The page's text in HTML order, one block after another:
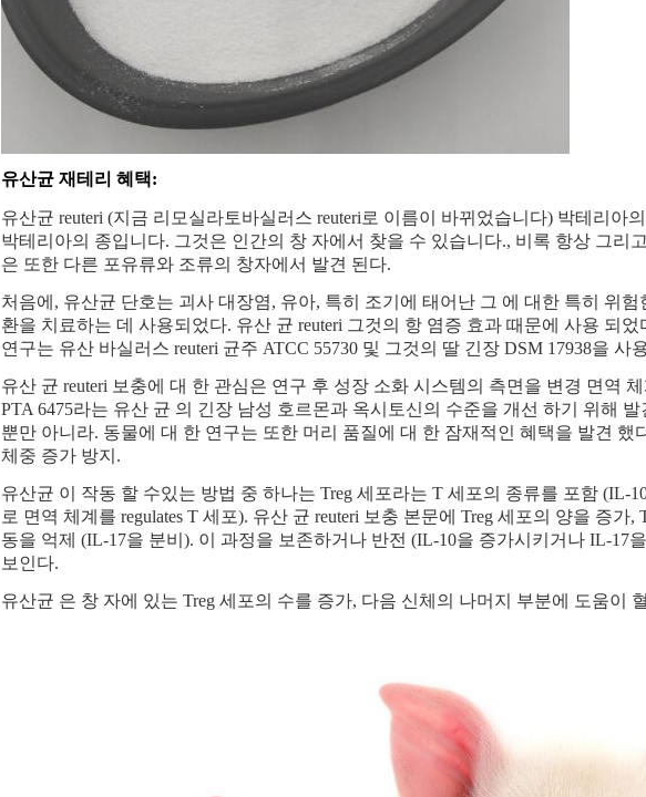
유산균 재테리 혜택:
유산균 reuteri (지금 리모실라토바실러스 reuteri로 이름이 바뀌었습니다) 박테리아
박테리아의 종입니다. 그것은 인간의 창 자에서 찾을 수 있습니다., 비록 항상 그리
은 또한 다른 포유류와 조류의 창자에서 발견 된다.
처음에, 유산균 단호는 괴사 대장염, 유아, 특히 조기에 태어난 그 에 대한 특히 위
환을 치료하는 데 사용되었다. 유산 균 reuteri 그것의 항 염증 효과 때문에 사용 되
연구는 유산 바실러스 reuteri 균주 ATCC 55730 및 그것의 딸 긴장 DSM 17938을 사
유산 균 reuteri 보충에 대 한 관심은 연구 후 성장 소화 시스템의 측면을 변경 면역
PTA 6475라는 유산 균 의 긴장 남성 호르몬과 옥시토신의 수준을 개선 하기 위해
뿐만 아니라. 동물에 대 한 연구는 또한 머리 품질에 대 한 잠재적인 혜택을 발견 했
체중 증가 방지.
유산균 이 작동 할 수있는 방법 중 하나는 Treg 세포라는 T 세포의 종류를 포함 (IL-
로 면역 체계를 regulates T 세포). 유산 균 reuteri 보충 본문에 Treg 세포의 양을 증가
동을 억제 (IL-17을 분비). 이 과정을 보존하거나 반전 (IL-10을 증가시키거나 IL-17
보인다.
유산균 은 창 자에 있는 Treg 세포의 수를 증가, 다음 신체의 나머지 부분에 도움이